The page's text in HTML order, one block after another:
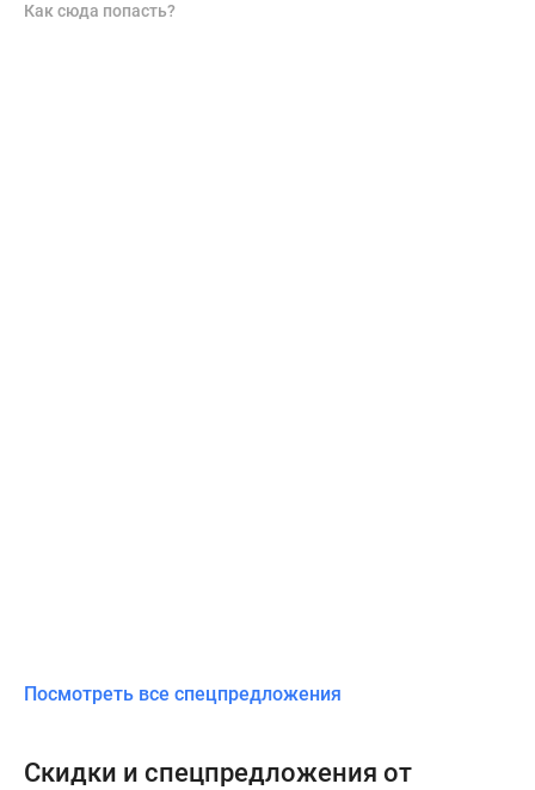
Как сюда попасть?
Посмотреть все спецпредложения
Скидки и спецпредложения от